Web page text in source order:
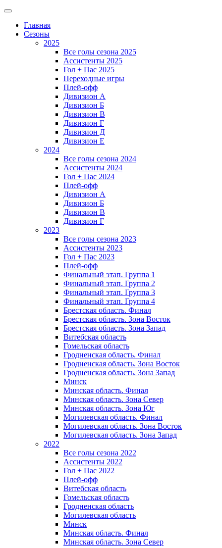
Главная
Сезоны
2025
Все голы сезона 2025
Ассистенты 2025
Гол + Пас 2025
Переходные игры
Плей-офф
Дивизион A
Дивизион Б
Дивизион В
Дивизион Г
Дивизион Д
Дивизион Е
2024
Все голы сезона 2024
Ассистенты 2024
Гол + Пас 2024
Плей-офф
Дивизион A
Дивизион Б
Дивизион В
Дивизион Г
2023
Все голы сезона 2023
Ассистенты 2023
Гол + Пас 2023
Плей-офф
Финальный этап. Группа 1
Финальный этап. Группа 2
Финальный этап. Группа 3
Финальный этап. Группа 4
Брестская область. Финал
Брестская область. Зона Восток
Брестская область. Зона Запад
Витебская область
Гомельская область
Гродненская область. Финал
Гродненская область. Зона Восток
Гродненская область. Зона Запад
Минск
Минская область. Финал
Минская область. Зона Север
Минская область. Зона Юг
Могилевская область. Финал
Могилевская область. Зона Восток
Могилевская область. Зона Запад
2022
Все голы сезона 2022
Ассистенты 2022
Гол + Пас 2022
Плей-офф
Витебская область
Гомельская область
Гродненская область
Могилевская область
Минск
Mинская область. Финал
Минская область. Зона Север